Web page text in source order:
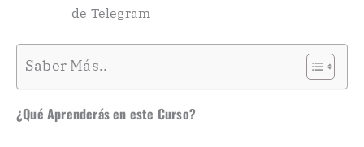
de Telegram
Saber Más..
¿Qué Aprenderás en este Curso?